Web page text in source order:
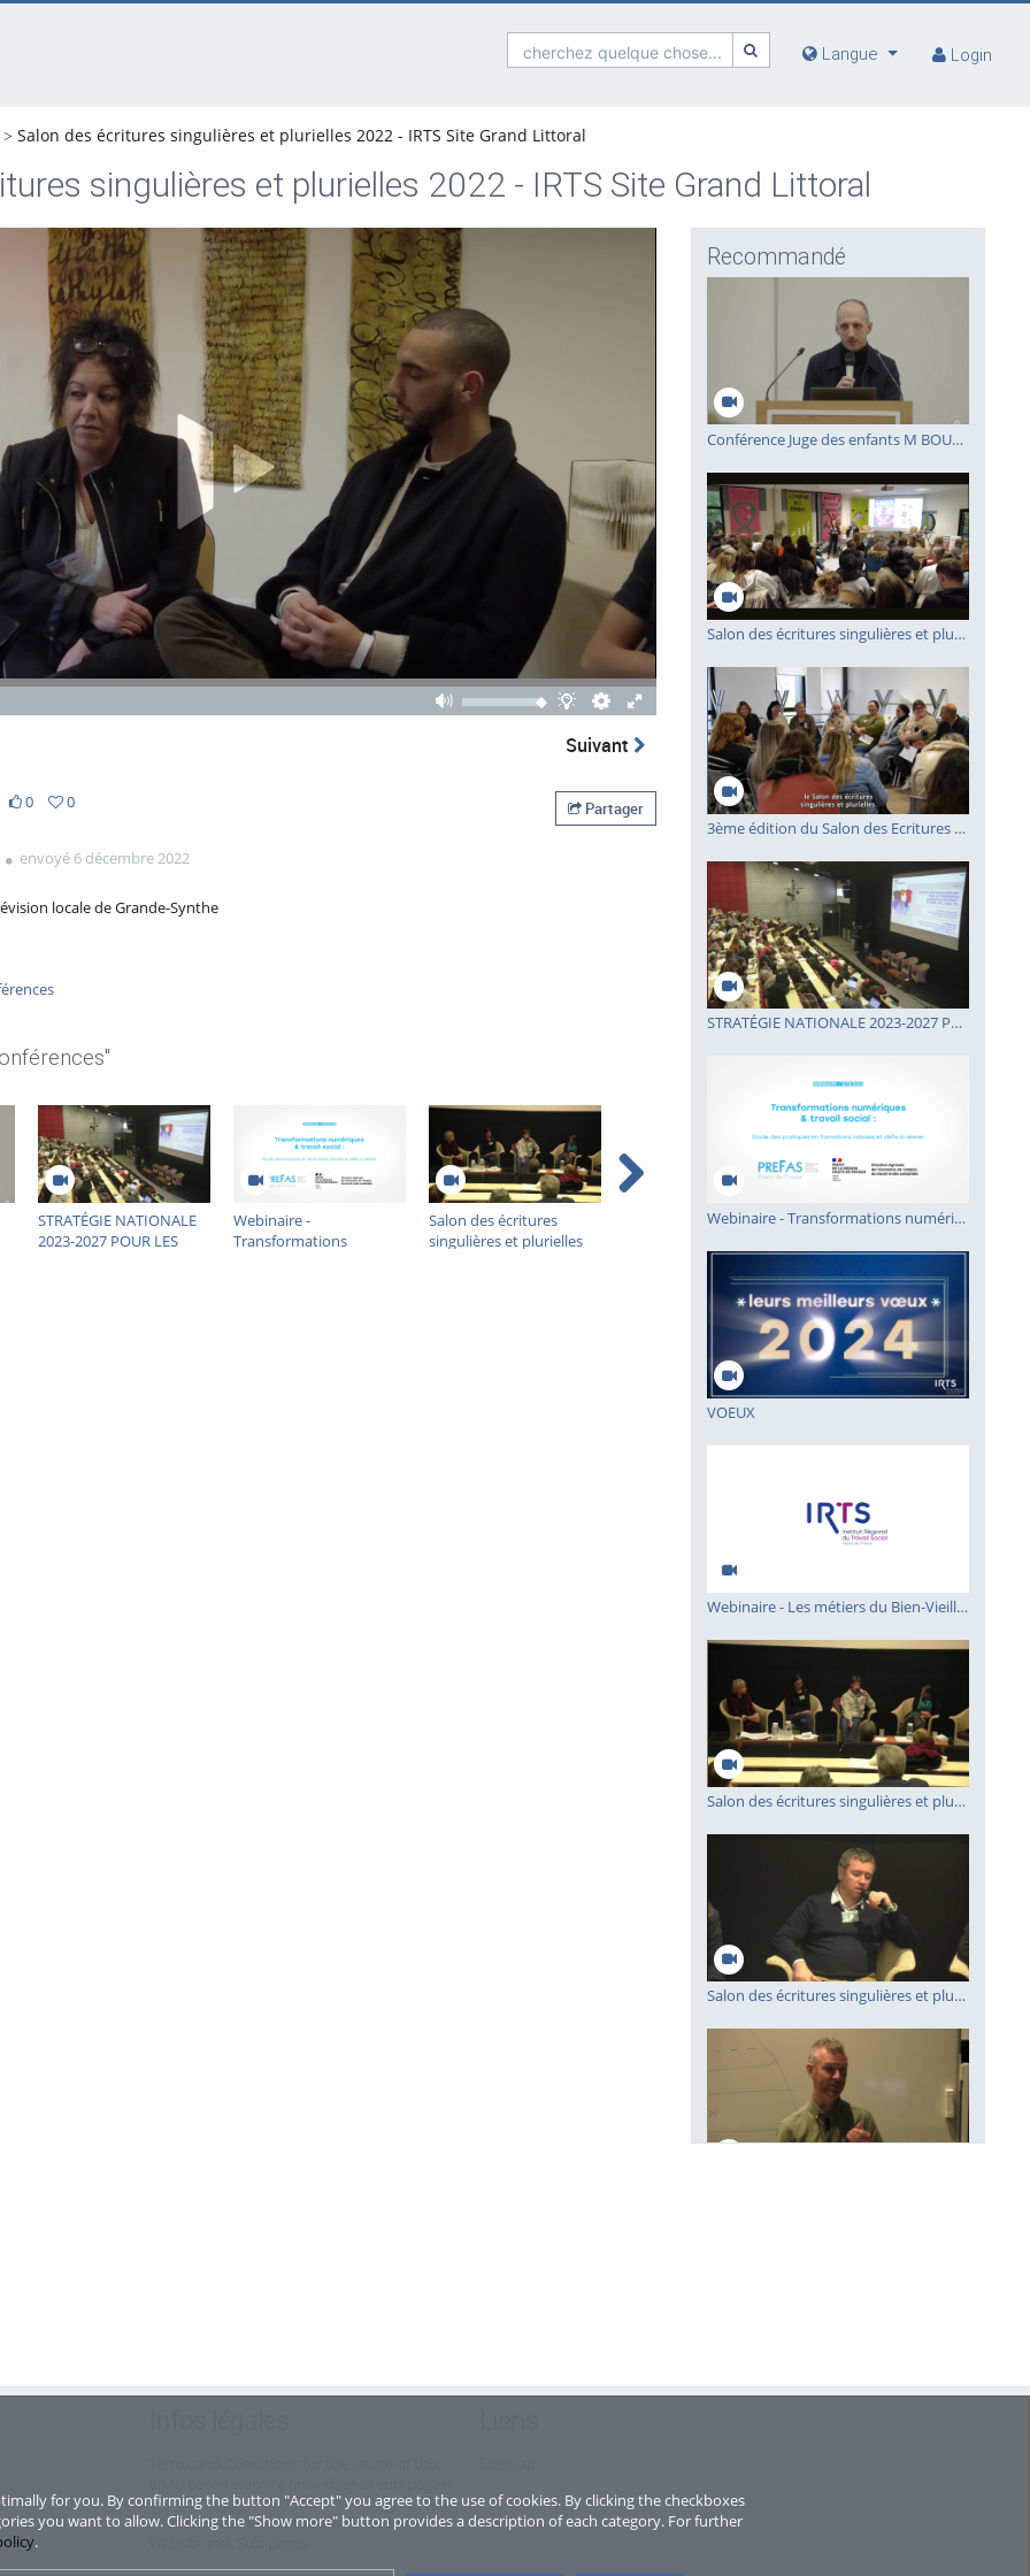
for you. By confirming the button "Accept" you agree to the use of cookies. By clicking the checkboxes
you want to allow. Clicking the "Show more" button provides a description of each category. For further
.
cherchez quelque chose... Langue Login
Salon des écritures singulières et plurielles 2022 - IRTS Site Grand Littoral
singulières et plurielles 2022 - IRTS Site Grand Littoral
VolumeVolume
Theatre
Quality
selectorFullscreen
Suivant
0
0
Partager
envoyé 6 décembre 2022
locale de Grande-Synthe
STRATÉGIE NATIONALE
2023-2027 POUR LES
Webinaire -
Transformations
Salon des écritures
singulières et plurielles
Salon des écritures
2023 - table ronde 1
Le fonctionnement
manifestations vers une
meilleure
compréhension de sa
structure
développementale
unique
Recommandé
Conférence Juge des enfants M BOURGEOIS 11/02/26
Salon des écritures singulières et plurielles 2024 - IRTS Site Grand Littoral
3ème édition du Salon des Ecritures Singulières et Plurielles - Site Hainaut-Cambrésis - 21/11/24
STRATÉGIE NATIONALE 2023-2027 POUR LES TROUBLES DU NEURODÉVELOPPEMENT : AUTISME, DYS, TDAH, TDI
Webinaire - Transformations numériques et travail social - PREFAS HDF
VOEUX
Webinaire - Les métiers du Bien-Vieillir - Les équipes Autonomes
Salon des écritures singulières et plurielles 2023 - table ronde 2
Salon des écritures singulières et plurielles 2023 - table ronde 1
Privacy Statement for this ViMP based